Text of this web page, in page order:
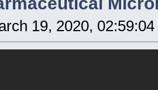
19, 2020,